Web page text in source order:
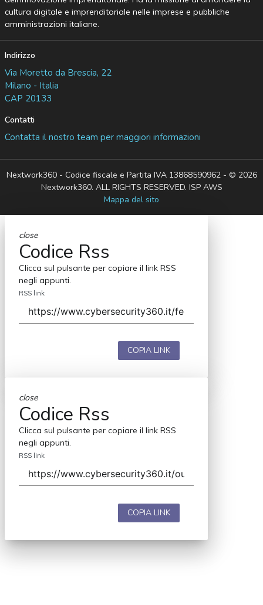
cultura digitale e imprenditoriale nelle imprese e pubbliche
amministrazioni italiane.
Indirizzo
Via Moretto da Brescia, 22
Milano - Italia
CAP 20133
Contatti
Contatta il nostro team per maggiori informazioni
Nextwork360 - Codice fiscale e Partita IVA 13868590962 - © 2026
Nextwork360. ALL RIGHTS RESERVED. ISP AWS
Mappa del sito
close
Codice Rss
Clicca sul pulsante per copiare il link RSS
negli appunti.
RSS link
COPIA LINK
close
Codice Rss
Clicca sul pulsante per copiare il link RSS
negli appunti.
RSS link
COPIA LINK